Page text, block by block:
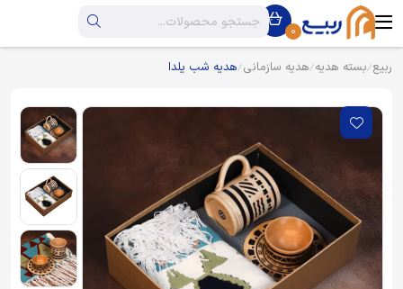
0
ربیع بسته هدیه هدیه سازمانی هدیه شب یلدا